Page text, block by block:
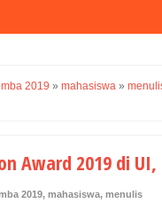
2019 » mahasiswa »
Award 2019 di UI,
2019, mahasiswa, menulis